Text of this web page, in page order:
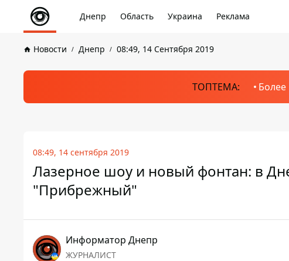
Днепр Область Украина Реклама
Новости Днепр 08:49, 14 Сентября 2019
ТОПТЕМА: Более
08:49, 14 сентября 2019
Лазерное шоу и новый фонтан: в
"Прибрежный"
Информатор Днепр
ЖУРНАЛИСТ